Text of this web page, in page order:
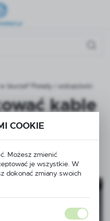
biurze? Porady i wskazówki
kable
i
COOKIE
Możesz zmienić
je wszystkie. W
dokonać zmiany swoich